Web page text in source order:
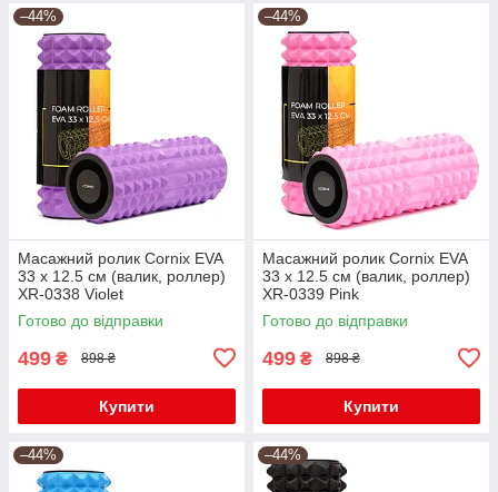
–44%
Масажний ролик Cornix EVA
33 x 12.5 см (валик, роллер)
XR-0338 Violet
Готово до відправки
499 ₴ 898 ₴
Купити
–44%
Масажний ролик Cornix EVA
33 x 12.5 см (валик, роллер)
XR-0339 Pink
Готово до відправки
499 ₴ 898 ₴
Купити
–44% –44%